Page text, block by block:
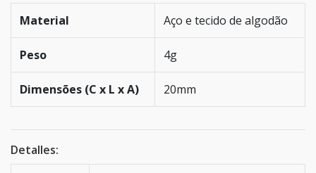
Material Aço e tecido de algodão
Peso 4g
Dimensões (C x L x A) 20mm
Detalles: